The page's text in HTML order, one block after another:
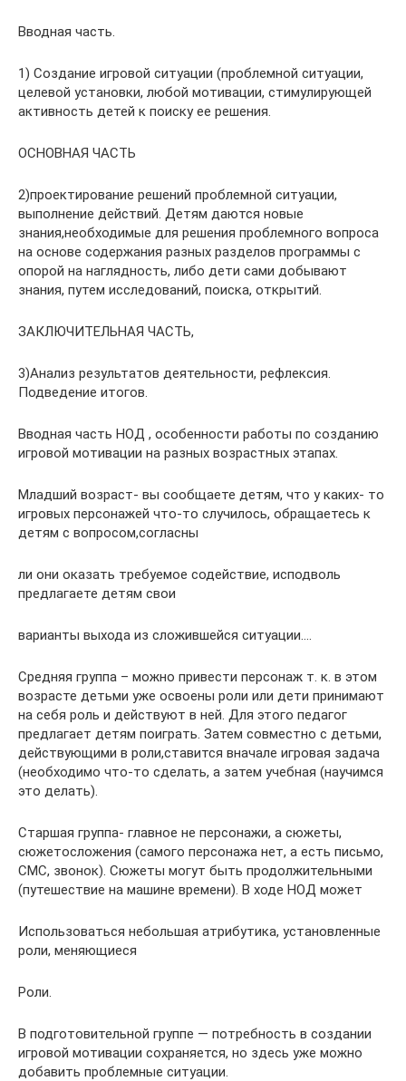
Вводная часть.
1) Создание игровой ситуации (проблемной ситуации,
целевой установки, любой мотивации, стимулирующей
активность детей к поиску ее решения.
ОСНОВНАЯ ЧАСТЬ
2)проектирование решений проблемной ситуации,
выполнение действий. Детям даются новые
знания,необходимые для решения проблемного вопроса
на основе содержания разных разделов программы с
опорой на наглядность, либо дети сами добывают
знания, путем исследований, поиска, открытий.
ЗАКЛЮЧИТЕЛЬНАЯ ЧАСТЬ,
3)Анализ результатов деятельности, рефлексия.
Подведение итогов.
Вводная часть НОД , особенности работы по созданию
игровой мотивации на разных возрастных этапах.
Младший возраст- вы сообщаете детям, что у каких- то
игровых персонажей что-то случилось, обращаетесь к
детям с вопросом,согласны
ли они оказать требуемое содействие, исподволь
предлагаете детям свои
варианты выхода из сложившейся ситуации….
Средняя группа – можно привести персонаж т. к. в этом
возрасте детьми уже освоены роли или дети принимают
на себя роль и действуют в ней. Для этого педагог
предлагает детям поиграть. Затем совместно с детьми,
действующими в роли,ставится вначале игровая задача
(необходимо что-то сделать, а затем учебная (научимся
это делать).
Старшая группа- главное не персонажи, а сюжеты,
сюжетосложения (самого персонажа нет, а есть письмо,
СМС, звонок). Сюжеты могут быть продолжительными
(путешествие на машине времени). В ходе НОД может
Использоваться небольшая атрибутика, установленные
роли, меняющиеся
Роли.
В подготовительной группе — потребность в создании
игровой мотивации сохраняется, но здесь уже можно
добавить проблемные ситуации.